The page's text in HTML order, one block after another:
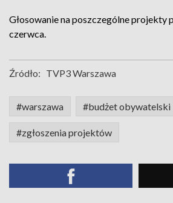
Głosowanie na poszczególne projekty
czerwca.
Źródło: TVP3 Warszawa
#warszawa #budżet obywatelski
#zgłoszenia projektów